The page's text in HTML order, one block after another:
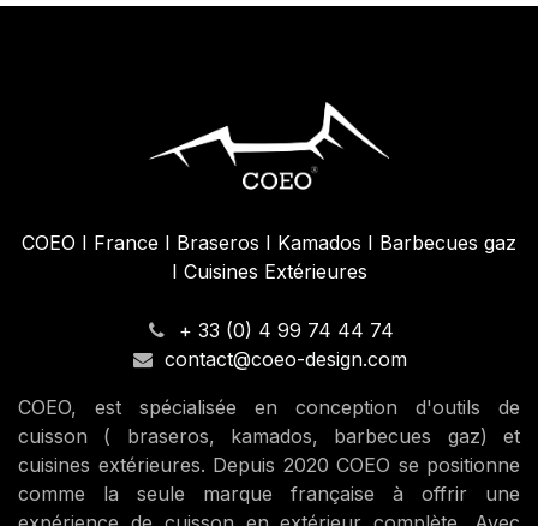
COEO I France I Braseros I Kamados I Barbecues gaz
I Cuisines Extérieures
+ 33 (0) 4 99 74 44 74
contact@coeo-design.com
COEO, est spécialisée en conception d'outils de
cuisson ( braseros, kamados, barbecues gaz) et
cuisines extérieures. Depuis 2020 COEO se positionne
comme la seule marque française à offrir une